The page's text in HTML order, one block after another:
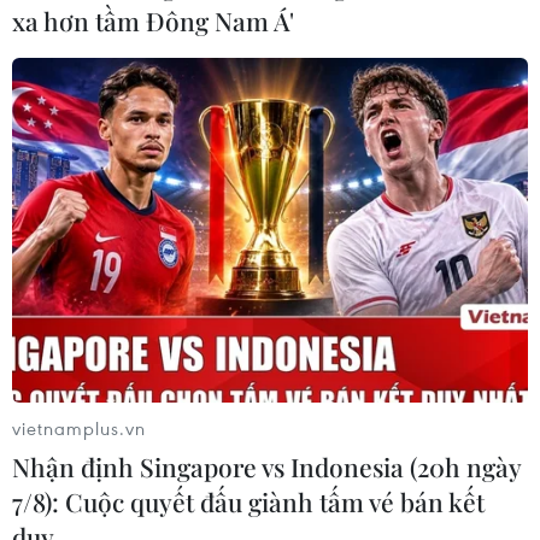
Thi công trở lại tuyến tránh Cao Lãnh với
vốn đầu tư hơn 900 tỷ đồng
29/08/2022 12:23
xa hơn tầm Đông Nam Á'
vietnamplus.vn
Nhận định Singapore vs Indonesia (20h ngày
7/8): Cuộc quyết đấu giành tấm vé bán kết